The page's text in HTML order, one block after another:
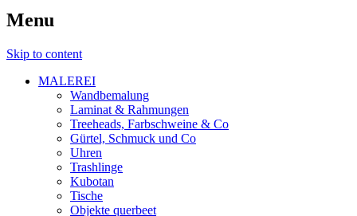
Menu
Skip to content
MALEREI
Wandbemalung
Laminat & Rahmungen
Treeheads, Farbschweine & Co
Gürtel, Schmuck und Co
Uhren
Trashlinge
Kubotan
Tische
Objekte querbeet